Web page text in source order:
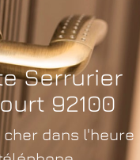
Serrurier
92100
dans l'heure